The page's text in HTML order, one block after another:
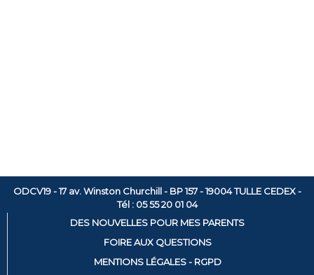
ODCV19 - 17 av. Winston Churchill - BP 157 - 19004 TULLE CEDEX -
Tél : 05 55 20 01 04
DES NOUVELLES POUR MES PARENTS
FOIRE AUX QUESTIONS
MENTIONS LÉGALES - RGPD